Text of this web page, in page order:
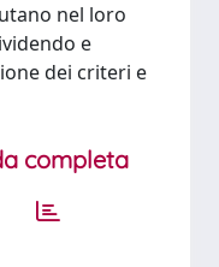
nel loro
e
dei criteri e
completa